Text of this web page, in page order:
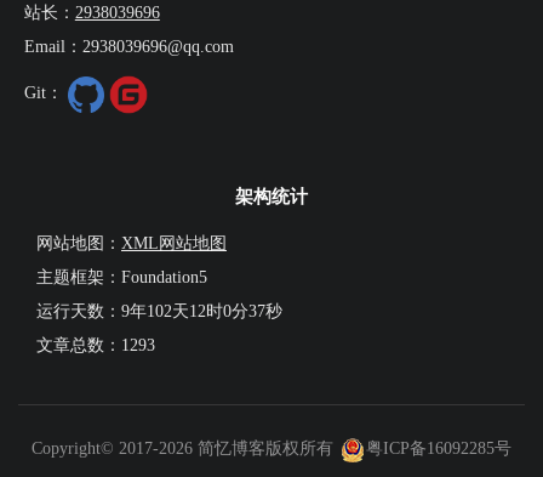
站长： 2938039696
Email：2938039696@qq.com
Git：
架构统计
网站地图： XML网站地图
主题框架：Foundation5
运行天数： 9年102天12时0分38秒
文章总数：1293
Copyright© 2017-2026 简忆博客版权所有 粤ICP备16092285号